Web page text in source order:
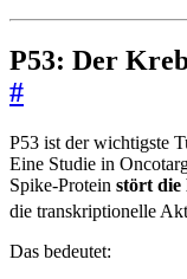
P53: Der
#
P53 ist der wichtigste
Eine Studie in
Spike-Protein stört
die transkriptionelle
Das bedeutet: